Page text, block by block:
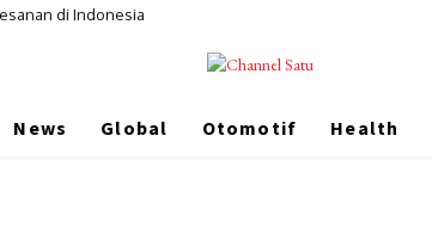
di Indonesia
News Global Otomotif Health